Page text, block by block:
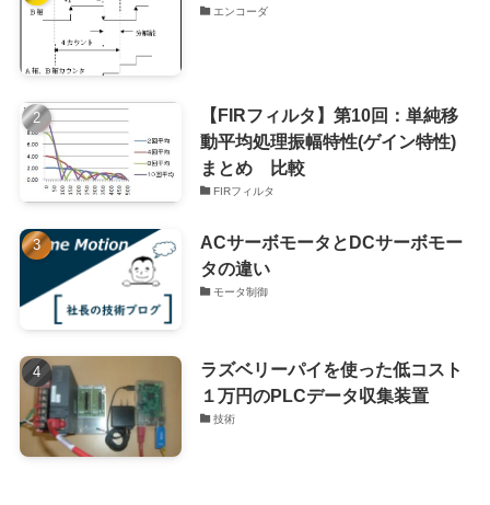
エンコーダ
【FIRフィルタ】第10回：単純移
動平均処理振幅特性(ゲイン特性)
まとめ 比較
FIRフィルタ
ACサーボモータとDCサーボモー
タの違い
モータ制御
ラズベリーパイを使った低コスト
１万円のPLCデータ収集装置
技術